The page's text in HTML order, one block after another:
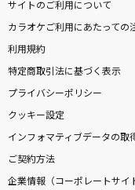
サイトのご利用について
カラオケご利用にあたっての
利用規約
特定商取引法に基づく表示
プライバシーポリシー
クッキー設定
インフォマティブデータの取
ご契約方法
企業情報（コーポレートサイ